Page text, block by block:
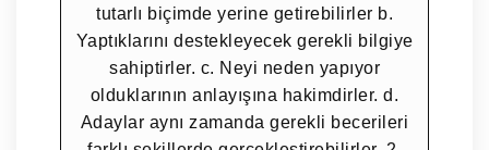
tutarlı biçimde yerine getirebilirler b.
Yaptıklarını destekleyecek gerekli bilgiye
sahiptirler. c. Neyi neden yapıyor
olduklarının anlayışına hakimdirler. d.
Adaylar aynı zamanda gerekli becerileri